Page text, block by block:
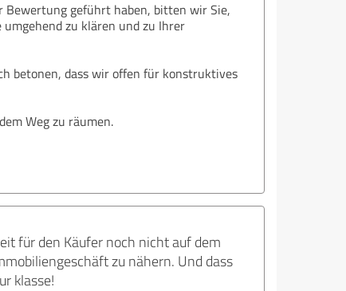
Bewertung geführt haben, bitten wir Sie,
zu klären und zu Ihrer
betonen, dass wir offen für konstruktives
Weg zu räumen.
für den Käufer noch nicht auf dem
zu nähern. Und dass
klasse!